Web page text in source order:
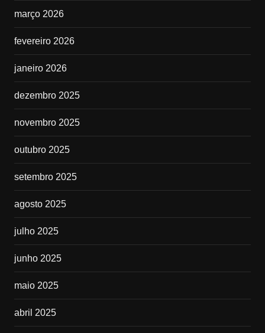
março 2026
fevereiro 2026
janeiro 2026
dezembro 2025
novembro 2025
outubro 2025
setembro 2025
agosto 2025
julho 2025
junho 2025
maio 2025
abril 2025